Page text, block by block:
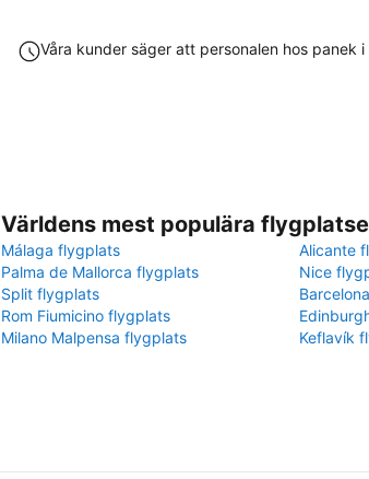
Våra kunder säger att personalen hos panek
Världens mest populära
Málaga flygplats
Alicante
Palma de Mallorca flygplats
Nice
Split flygplats
Rom Fiumicino flygplats
Milano Malpensa flygplats
Keflavík